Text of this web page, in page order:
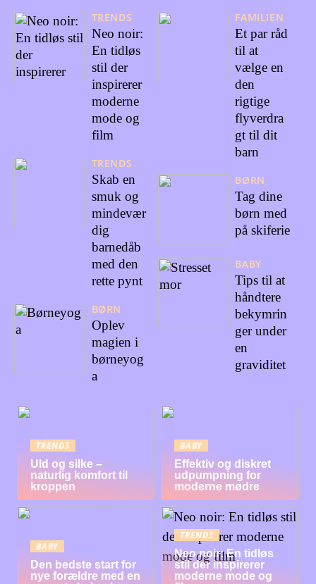
TRENDS
Neo noir:
En tidløs
stil der
inspirerer
moderne
mode og
film
TRENDS
Skab en
smuk og
mindevær
dig
barnedåb
med den
rette pynt
BØRN
Oplev
magien i
børneyog
a
FAMILIEN
Et par råd
til at
vælge en
den
rigtige
flyverdra
gt til dit
barn
BØRN
Tag dine
børn med
på skiferie
BABY
Tips til at
håndtere
bekymrin
ger under
en
graviditet
TRENDS
Uld og silke –
naturlig komfort til
kroppen
BABY
Effektiv og diskret
udpumpning for
moderne mødre
BABY
Den bedste start for
nye forældre med en
TRENDS
Neo noir: En tidløs
stil der inspirerer
moderne mode og